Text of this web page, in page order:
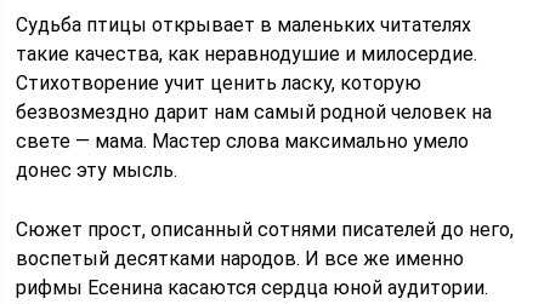
Судьба птицы открывает в маленьких читателях
такие качества, как неравнодушие и милосердие.
Стихотворение учит ценить ласку, которую
безвозмездно дарит нам самый родной человек на
свете — мама. Мастер слова максимально умело
донес эту мысль.
Сюжет прост, описанный сотнями писателей до него,
воспетый десятками народов. И все же именно
рифмы Есенина касаются сердца юной аудитории.